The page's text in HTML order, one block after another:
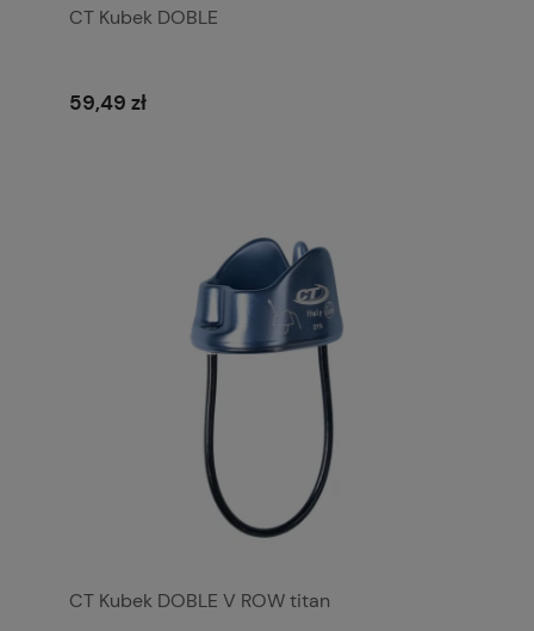
CT Kubek DOBLE
59,49 zł
CT Kubek DOBLE V ROW titan